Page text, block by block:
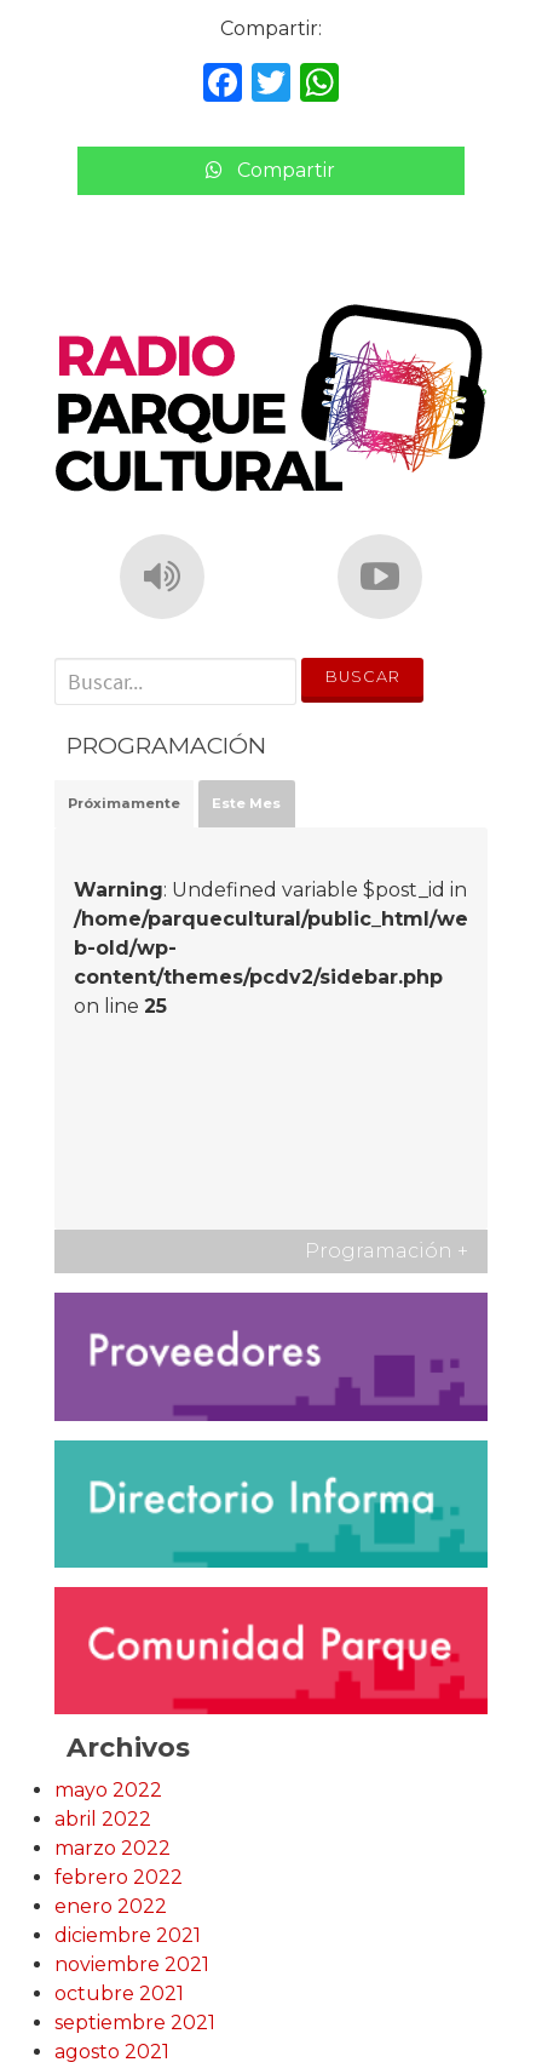
Compartir:
F
c
e
T
it
te
W
a
ts
p
Compartir
' . __('Search for:') . '
PROGRAMACIÓN
Próximamente Este Mes
Warning: Undefined variable $post_id in
/home/parquecultural/public_html/we
b-old/wp-
content/themes/pcdv2/sidebar.php
on line 25
Programación +
Archivos
mayo 2022
abril 2022
marzo 2022
febrero 2022
enero 2022
diciembre 2021
noviembre 2021
octubre 2021
septiembre 2021
agosto 2021